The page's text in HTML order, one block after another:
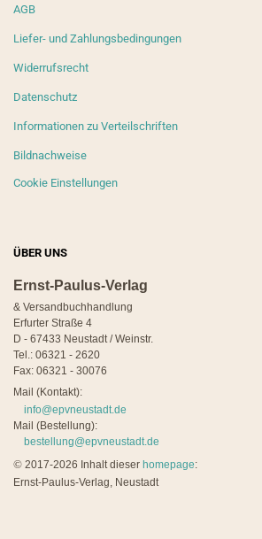
AGB
Liefer- und Zahlungsbedingungen
Widerrufsrecht
Datenschutz
Informationen zu Verteilschriften
Bildnachweise
Cookie Einstellungen
ÜBER UNS
Ernst-Paulus-Verlag
& Versandbuchhandlung
Erfurter Straße 4
D - 67433 Neustadt / Weinstr.
Tel.: 06321 - 2620
Fax: 06321 - 30076
Mail (Kontakt):
info@epvneustadt.de
Mail (Bestellung):
bestellung@epvneustadt.de
© 2017-2026 Inhalt dieser homepage:
Ernst-Paulus-Verlag, Neustadt